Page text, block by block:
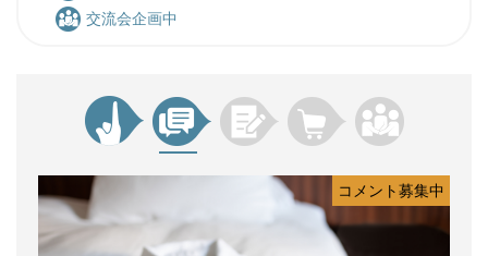
交流会企画中
コメント募集中